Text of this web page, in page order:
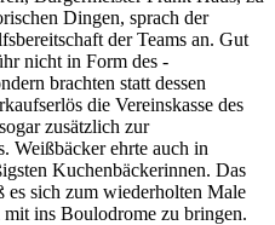
Dingen, sprach der
der Teams an. Gut
nicht in Form des -
brachten statt dessen
die Vereinskasse des
zusätzlich zur
Weißbäcker ehrte auch in
Kuchenbäckerinnen. Das
es sich zum wiederholten Male
ins Boulodrome zu bringen.